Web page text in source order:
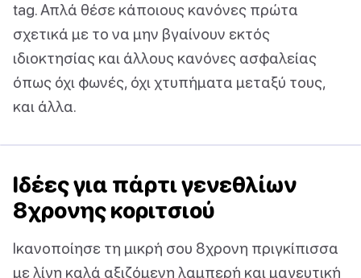
tag. Απλά θέσε κάποιους κανόνες πρώτα
σχετικά με το να μην βγαίνουν εκτός
ιδιοκτησίας και άλλους κανόνες ασφαλείας
όπως όχι φωνές, όχι χτυπήματα μεταξύ τους,
και άλλα.
Ιδέες για πάρτι γενεθλίων
8χρονης κοριτσιού
Ικανοποίησε τη μικρή σου 8χρονη πριγκίπισσα
με λίγη καλά αξιζόμενη λαμπερή και μαγευτική